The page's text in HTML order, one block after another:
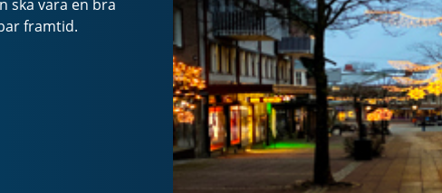
ska vara en bra
framtid.